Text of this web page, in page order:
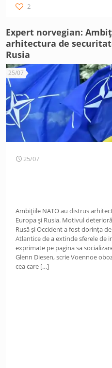
2
Expert norvegian:
arhitectura de
Rusia
25/07
25/07
Ambițiile NATO au distrus
Europa și Rusia. Motivul
Rusă și Occident a fost dorința
Atlantice de a extinde sferele de
exprimate pe pagina sa
Glenn Diesen, scrie Voennoe
cea care […]